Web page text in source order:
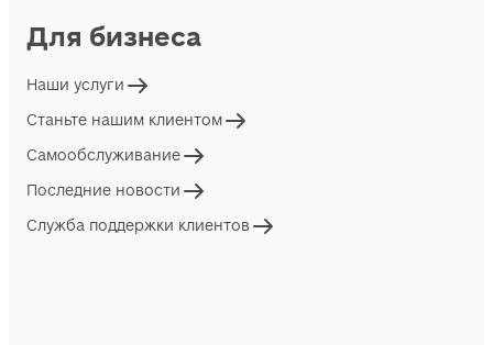
Для бизнеса
Наши услуги
Станьте нашим клиентом
Самообслуживание
Последние новости
Служба поддержки клиентов